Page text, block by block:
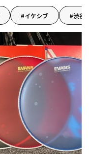
その他楽器
エフェクター
DTM
レコーディング機器
楽器アクセサリ
イケシブ 渋谷